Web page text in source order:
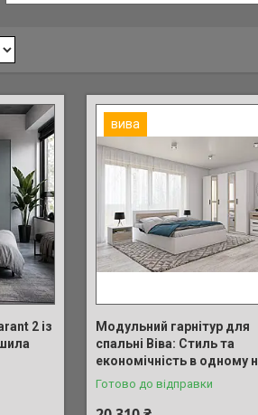
2 із
вива
Модульний гарнітур для
спальні Віва: Стиль та
економічність в одному
Готово до відправки